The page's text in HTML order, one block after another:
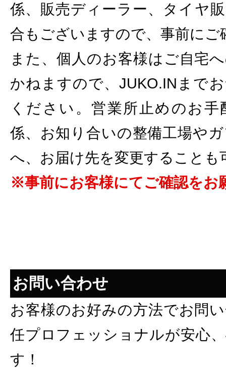
係、販売ディーラー、タイヤ
合もございますので、事前にご
また、個人のお客様はご自宅
かねますので、JUKO.INまで
ください。営業所止めのお
係、お知り合いの整備工場や
へ、お届け先を変更することも
※事前にお客様にてご確認をお
お問い合わせ
お客様のお好みの方法でお問
任プロフェッショナルが安心
す！